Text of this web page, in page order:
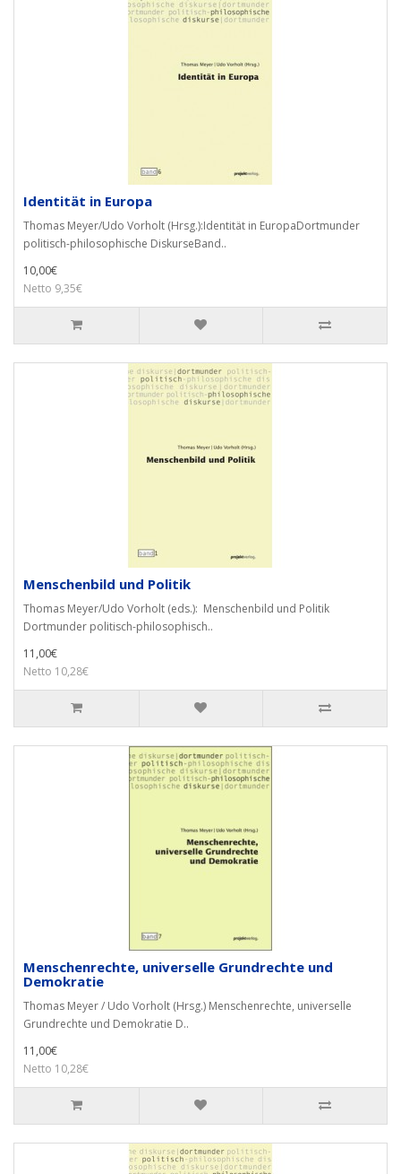
Identität in Europa
Thomas Meyer/Udo Vorholt (Hrsg.):Identität in EuropaDortmunder
politisch-philosophische DiskurseBand..
10,00€
Netto 9,35€
Menschenbild und Politik
Thomas Meyer/Udo Vorholt (eds.): Menschenbild und Politik
Dortmunder politisch-philosophisch..
11,00€
Netto 10,28€
Menschenrechte, universelle Grundrechte und
Demokratie
Thomas Meyer / Udo Vorholt (Hrsg.) Menschenrechte, universelle
Grundrechte und Demokratie D..
11,00€
Netto 10,28€